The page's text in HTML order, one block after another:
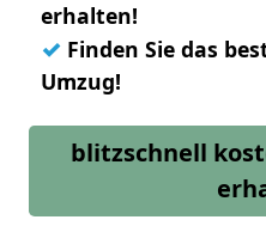
erhalten!
✓ Finden Sie das
Umzug!
blitzschnell